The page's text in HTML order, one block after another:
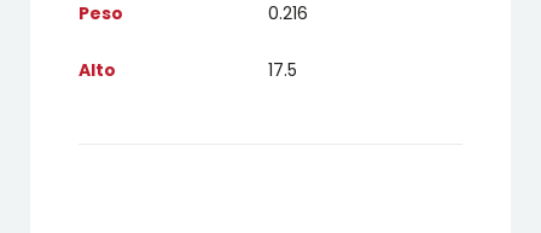
Peso 0.216
Alto 17.5